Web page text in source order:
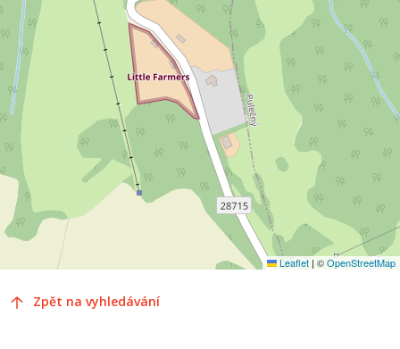
Leaflet | ©OpenStreetMap
Zpět na vyhledávání